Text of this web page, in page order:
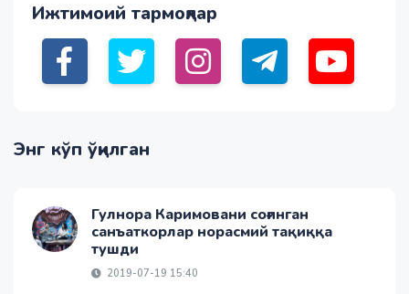
Ижтимоий тармоқлар
Энг кўп ўқилган
Гулнора Каримовани соғинган
санъаткорлар норасмий тақиққа
тушди
2019-07-19 15:40